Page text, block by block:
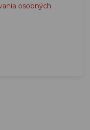
osobných